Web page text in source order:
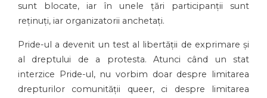
sunt blocate, iar în unele țări participanții sunt
reținuți, iar organizatorii anchetați.
Pride-ul a devenit un test al libertății de exprimare și
al dreptului de a protesta. Atunci când un stat
interzice Pride-ul, nu vorbim doar despre limitarea
drepturilor comunității queer, ci despre limitarea